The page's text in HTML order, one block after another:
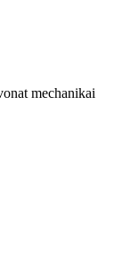
mechanikai